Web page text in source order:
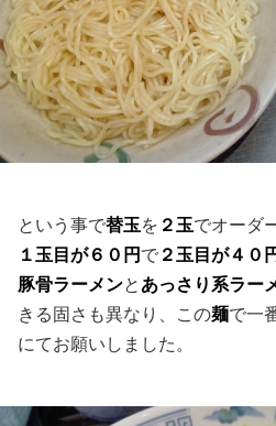
という事で替玉を ２玉でオーダ
１玉目が６０円 で ２玉目が４０
豚骨ラーメンと あっさり系ラー
きる固さも異なり、この麺で一
にてお願いしました。